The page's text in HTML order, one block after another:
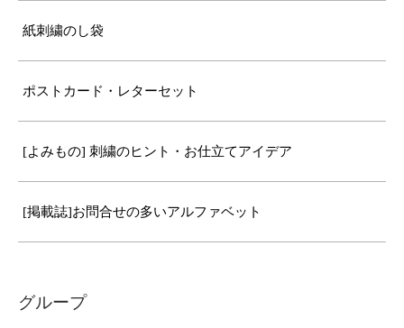
紙刺繍のし袋
ポストカード・レターセット
[よみもの] 刺繍のヒント・お仕立てアイデア
[掲載誌]お問合せの多いアルファベット
グループ